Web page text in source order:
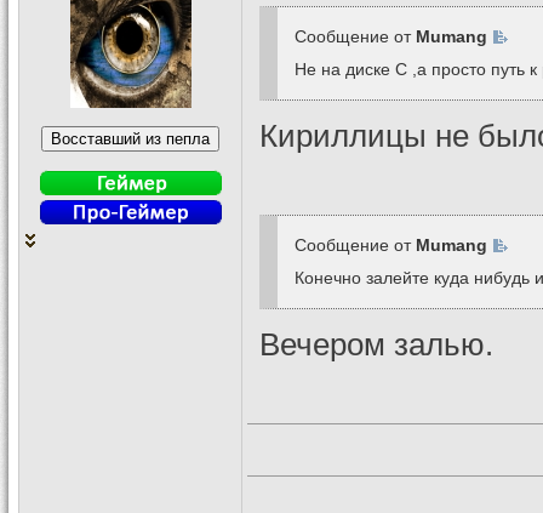
Сообщение от Mumang
Не на диске C ,а просто путь
Кириллицы не
Сообщение от Mumang
Конечно залейте куда нибудь
Вечером залью.